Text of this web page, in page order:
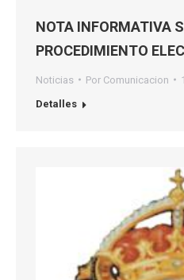
NOTA INFORMATIVA
PROCEDIMIENTO
Noticias Por Comunicacion
Detalles